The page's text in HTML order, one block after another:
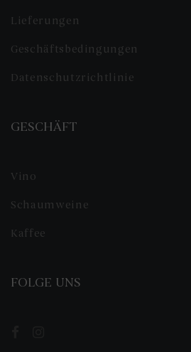
Lieferungen
Geschäftsbedingungen
Datenschutzrichtlinie
GESCHÄFT
Vino
Schaumweine
Kaffee
FOLGE UNS